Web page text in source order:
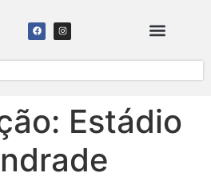
Estádio